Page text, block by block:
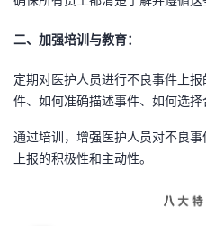
二、 加强培训与教育：
定期对医护人员进行不良事件上
件、如何准确描述事件、如何选择
通过培训，增强医护人员对不良
上报的积极性和主动性。